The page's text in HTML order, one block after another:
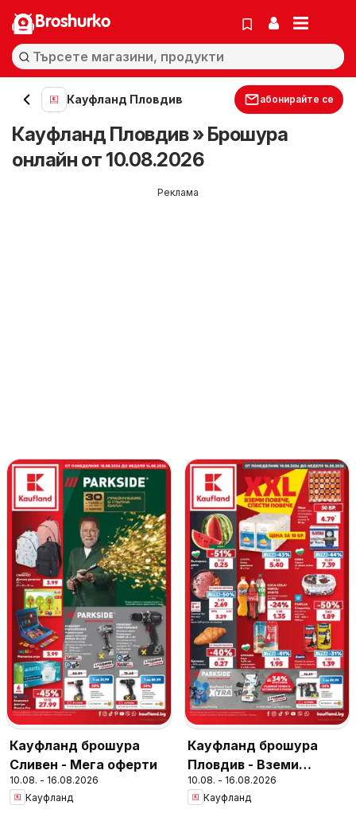
Broshurko
Кауфланд Пловдив абонирайте се
Кауфланд Пловдив » Брошура
онлайн от 10.08.2026
Реклама
Кауфланд брошура
Сливен - Мега оферти
10.08. - 16.08.2026
Кауфланд
Кауфланд брошура
Пловдив - Вземи
повече, спести повече
10.08. - 16.08.2026
Кауфланд